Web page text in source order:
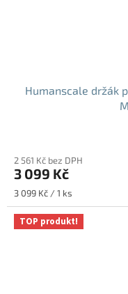
Humanscale držák
2 561 Kč bez DPH
3 099 Kč
Měrná
cena:
3 099 Kč / 1 ks
TOP produkt!